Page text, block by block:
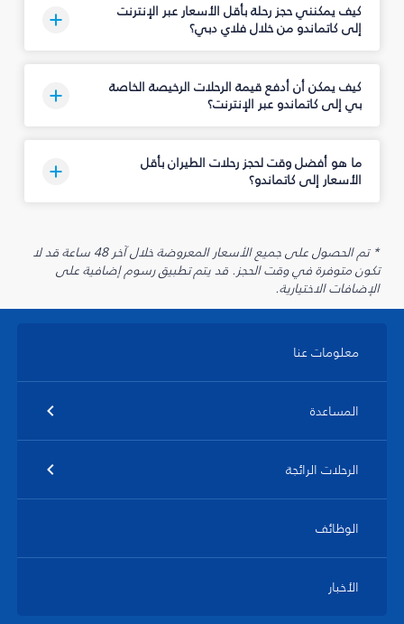
كيف يمكنني حجز رحلة بأقل الأسعار عبر الإنترنت
إلى كاتماندو من خلال فلاي دبي؟
كيف يمكن أن أدفع قيمة الرحلات الرخيصة الخاصة
بي إلى كاتماندو عبر الإنترنت؟
ما هو أفضل وقت لحجز رحلات الطيران بأقل
الأسعار إلى كاتماندو؟
* تم الحصول على جميع الأسعار المعروضة خلال آخر 48 ساعة قد لا
تكون متوفرة في وقت الحجز. قد يتم تطبيق رسوم إضافية على
الإضافات الاختيارية.
معلومات عنا
المساعدة
الرحلات الرائجة
الوظائف
الأخبار